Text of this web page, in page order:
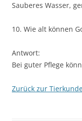
Sauberes Wasser,
10. Wie alt können
Antwort:
Bei guter Pflege
Zurück zur